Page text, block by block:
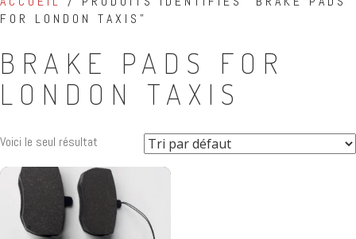
FOR LONDON TAXIS”
BRAKE PADS FOR
LONDON TAXIS
Voici le seul résultat